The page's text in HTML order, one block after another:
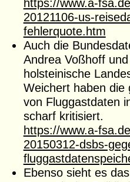
20121106-us-
fehlerquote.htm
Auch die
Andrea Voßhoff
holsteinische
Weichert haben die
von Fluggastdaten
scharf kritisiert.
https://www.a-
20150312-dsbs-
Ebenso sieht es